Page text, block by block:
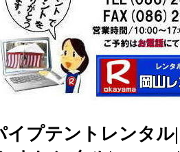
イプテントレンタ